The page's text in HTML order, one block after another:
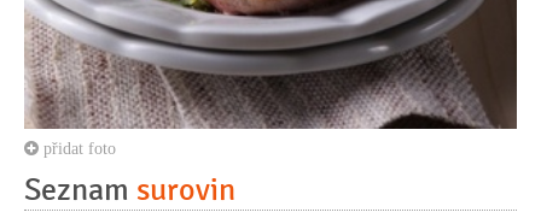
přidat foto
Seznam surovin